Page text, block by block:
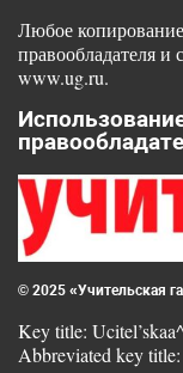
Любое
правообладателя и
www.ug.ru.
© 2025 «Учительская
Key title:
Abbreviated key